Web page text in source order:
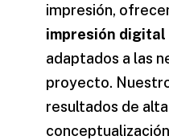
impresión,
impresión
adaptados a las
proyecto.
resultados de